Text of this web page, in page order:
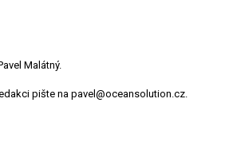
Malátný.
pište na pavel@oceansolution.cz.